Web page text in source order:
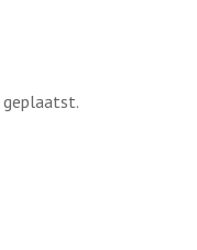
geplaatst.